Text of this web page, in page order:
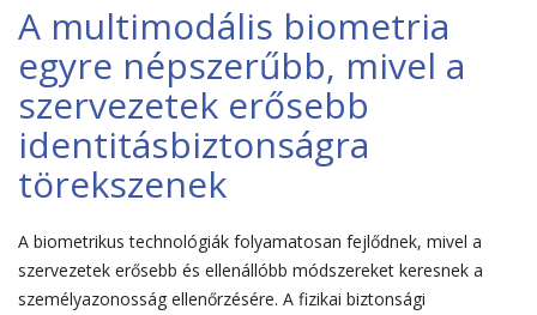
A multimodális biometria
egyre népszerűbb, mivel a
szervezetek erősebb
identitásbiztonságra
törekszenek
A biometrikus technológiák folyamatosan fejlődnek, mivel a
szervezetek erősebb és ellenállóbb módszereket keresnek a
személyazonosság ellenőrzésére. A fizikai biztonsági